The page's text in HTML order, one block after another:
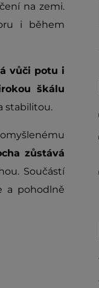
na zemi.
i během
vůči potu i
škálu
stabilitou.
zůstává
Součástí
a pohodlně